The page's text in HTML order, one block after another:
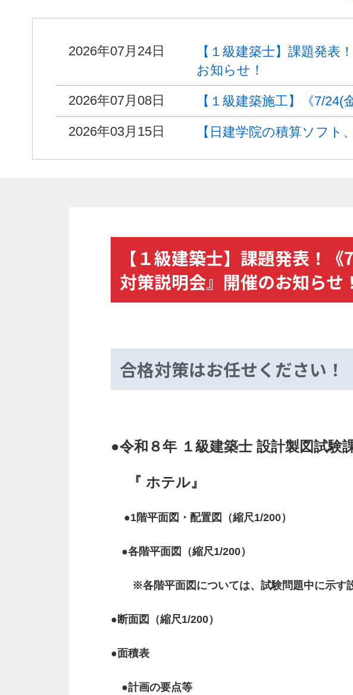
2026年07月24日
【１級建築士】課題発表
お知らせ！
2026年07月08日 【１級建築施工】《7/
2026年03月15日 【日建学院の積算ソフト
【１級建築士】課題発表！
対策説明会』開催のお知らせ！
合格対策はお任せください！
●令和８年 １級建築士 設計製図試験
『 ホテル』
●1階平面図・配置図（縮尺1/200）
●各階平面図（縮尺1/200）
※各階平面図については、試験問題中に示す設
●断面図（縮尺1/200）
●面積表
●計画の要点等